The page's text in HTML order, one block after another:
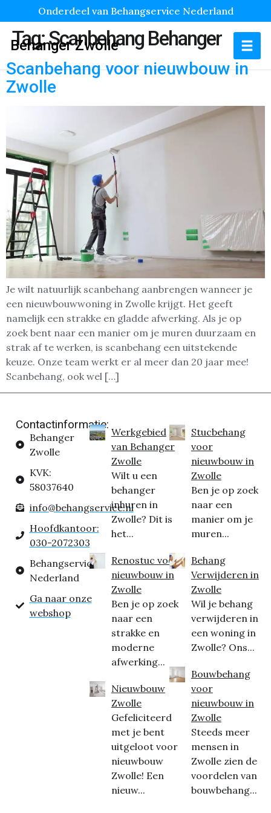
Onderdeel van Behangservice Nederland
Behanger Zwolle
Tag:Scanbehang Behanger
Scanbehang voor nieuwbouw in
Zwolle
Je wilt natuurlijk scanbehang aanbrengen wanneer je
een nieuwbouwwoning in Zwolle krijgt. Het geeft
namelijk een strakke en gladde afwerking. Als je op
zoek bent naar een manier om je muren duurzaam en
strak af te werken, is scanbehang een uitstekende
keuze. Onze team werkt er al meer dan 20 jaar mee!
Scanbehang, ook wel […]
Contactinformatie:
Behanger
Zwolle
KVK:
58037640
info@behangservice.nl
Hoofdkantoor:
030-2072303
Behangservice
Nederland
Ga naar onze
webshop
Werkgebied
van Behanger
Zwolle
Wilt u een
behanger
inhuren in
Zwolle? Dit is
het...
Renostuc voor
nieuwbouw in
Zwolle
Ben je op zoek
naar een
strakke en
moderne
afwerking...
Nieuwbouw
Zwolle
Gefeliciteerd
met je bent
uitgeloot voor
nieuwbouw
Zwolle! Een
nieuw...
Stucbehang
voor
nieuwbouw in
Zwolle
Ben je op zoek
naar een
manier om je
muren...
Behang
Verwijderen in
Zwolle
Wil je behang
verwijderen in
een woning in
Zwolle? Ons...
Bouwbehang
voor
nieuwbouw in
Zwolle
Steeds meer
mensen in
Zwolle zien de
voordelen van
bouwbehang...